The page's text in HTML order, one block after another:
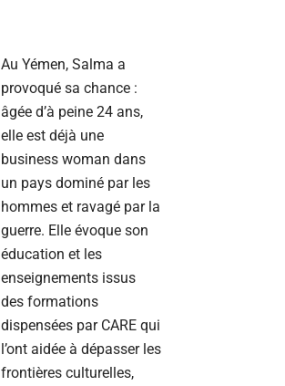
Au Yémen, Salma a
provoqué sa chance :
âgée d’à peine 24 ans,
elle est déjà une
business woman dans
un pays dominé par les
hommes et ravagé par la
guerre. Elle évoque son
éducation et les
enseignements issus
des formations
dispensées par CARE qui
l’ont aidée à dépasser les
frontières culturelles,